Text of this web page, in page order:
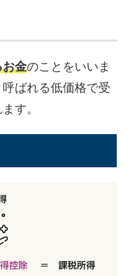
お金のことをいいま
ばれる低価格で受
す。